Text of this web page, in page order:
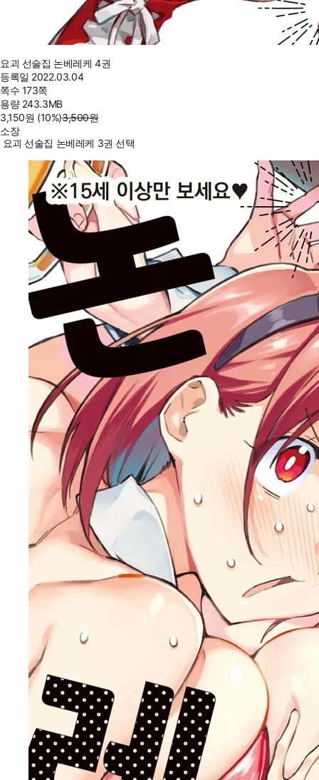
요괴 선술집 논베레케 4권
등록일 2022.03.04
쪽수 173쪽
용량 243.3MB
3,150원 (10%)3,500원
소장
요괴 선술집 논베레케 3권 선택